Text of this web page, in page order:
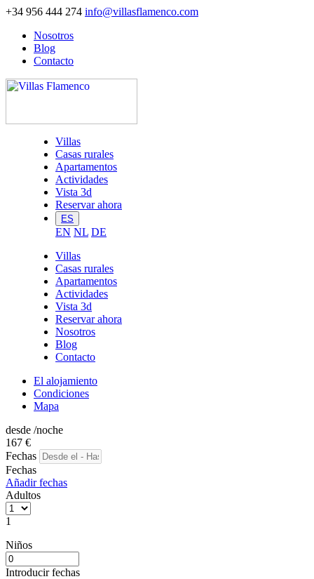
+34 956 444 274 info@villasflamenco.com
Nosotros
Blog
Contacto
Villas
Casas rurales
Apartamentos
Actividades
Vista 3d
Reservar ahora
ES
EN NL DE
Villas
Casas rurales
Apartamentos
Actividades
Vista 3d
Reservar ahora
Nosotros
Blog
Contacto
El alojamiento
Condiciones
Mapa
desde /noche
167 €
Fechas
Fechas
Añadir fechas
Adultos
1
Niños
Introducir fechas